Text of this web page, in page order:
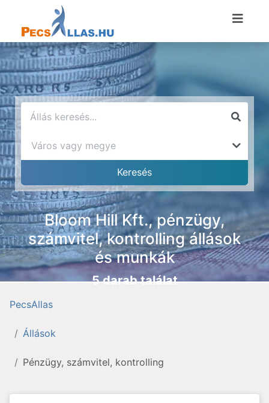
Bloom Hill Kft., pénzügy,
számvitel, kontrolling állások
és munkák
5 darab találat
PecsAllas
Állások
Pénzügy, számvitel, kontrolling